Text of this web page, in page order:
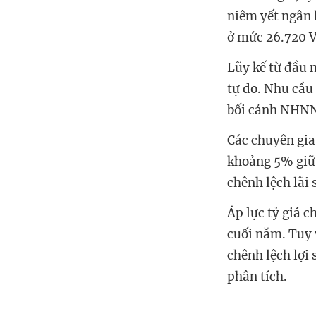
niêm yết ngân
ở mức 26.720
Lũy kế từ đầu
tự do. Nhu
bối cảnh
Các chuyên
khoảng 5%
chênh lệch lãi
Áp lực tỷ giá
cuối năm. Tuy
chênh lệch lợi
phân tích.